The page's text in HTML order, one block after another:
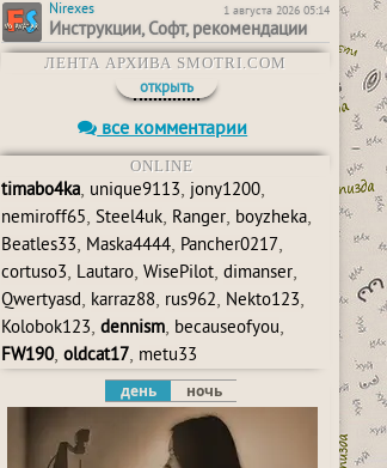
Nirexes 1 августа 2026 05:14
Инструкции, Софт, рекомендации
ЛЕНТА АРХИВА SMOTRI.COM
открыть
все комментарии
ONLINE
timabo4ka, unique9113, jony1200,
nemiroff65, Steel4uk, Ranger, boyzheka,
Beatles33, Maska4444, Pancher0217,
cortuso3, Lautaro, WisePilot, dimanser,
Qwertyasd, karraz88, rus962, Nekto123,
Kolobok123, dennism, becauseofyou,
FW190, oldcat17, metu33
день ночь